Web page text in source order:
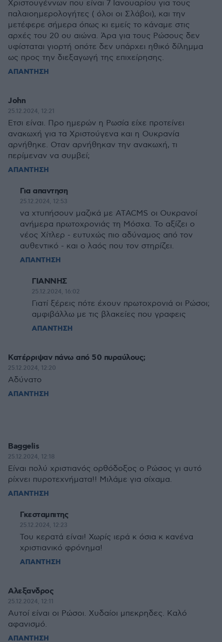
Χριστουγέννων που είναι 7 Ιανουαρίου για τους
παλαιοημερολογήτες ( όλοι οι Σλάβοι), και την
μετέφερε σήμερα όπως κι εμείς το κάναμε στις
αρχές του 20 ου αιώνα. Άρα για τους Ρώσους δεν
υφίσταται γιορτή οπότε δεν υπάρχει ηθικό δίλημμα
ως προς την διεξαγωγή της επιχείρησης.
ΑΠΑΝΤΗΣΗ
John
25.12.2024, 12:21
Ετσι είναι. Προ ημερών η Ρωσία είχε προτείνει
ανακωχή για τα Χριστούγενα και η Ουκρανία
αρνήθηκε. Οταν αρνήθηκαν την ανακωχή, τι
περίμεναν να συμβεί;
ΑΠΑΝΤΗΣΗ
Για απαντηση
25.12.2024, 12:53
να χτυπήσουν μαζικά με ATACMS οι Ουκρανοί
ανήμερα πρωτοχρονιάς τη Μόσχα. Το αξίζει ο
νέος Χίτλερ - ευτυχώς πιο αδύναμος από τον
αυθεντικό - και ο λαός που τον στηρίζει.
ΑΠΑΝΤΗΣΗ
ΓΙΑΝΝΗΣ
25.12.2024, 16:02
Γιατί ξέρεις πότε έχουν πρωτοχρονιά οι Ρώσοι;
αμφιβάλλω με τις βλακείες που γραφεις
ΑΠΑΝΤΗΣΗ
Κατέρριψαν πάνω από 50 πυραύλους;
25.12.2024, 12:20
Αδύνατο
ΑΠΑΝΤΗΣΗ
Baggelis
25.12.2024, 12:18
Είναι πολύ χριστιανός ορθόδοξος ο Ρώσος γι αυτό
ρίχνει πυροτεχνήματα!! Μιλάμε για σίχαμα.
ΑΠΑΝΤΗΣΗ
Γκεσταμπιτης
25.12.2024, 12:23
Του κερατά είναι! Χωρίς ιερά κ όσια κ κανένα
χριστιανικό φρόνημα!
ΑΠΑΝΤΗΣΗ
Αλεξανδρος
25.12.2024, 12:11
Αυτοί είναι οι Ρώσοι. Χυδαίοι μπεκρηδες. Καλό
αφανισμό.
ΑΠΑΝΤΗΣΗ